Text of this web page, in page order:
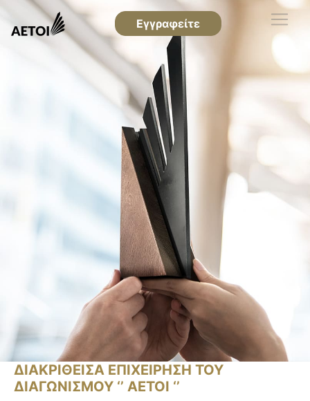
Εγγραφείτε
ΔΙΑΚΡΙΘΕΙΣΑ ΕΠΙΧΕΙΡΗΣΗ ΤΟΥ
ΔΙΑΓΩΝΙΣΜΟΥ ‘’ ΑΕΤΟΙ ‘’